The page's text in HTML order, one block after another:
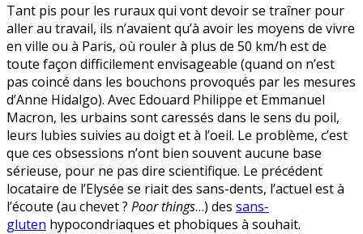
Tant pis pour les ruraux qui vont devoir se traîner pour
aller au travail, ils n’avaient qu’à avoir les moyens de vivre
en ville ou à Paris, où rouler à plus de 50 km/h est de
toute façon difficilement envisageable (quand on n’est
pas coincé dans les bouchons provoqués par les mesures
d’Anne Hidalgo). Avec Edouard Philippe et Emmanuel
Macron, les urbains sont caressés dans le sens du poil,
leurs lubies suivies au doigt et à l’oeil. Le problème, c’est
que ces obsessions n’ont bien souvent aucune base
sérieuse, pour ne pas dire scientifique. Le précédent
locataire de l’Elysée se riait des sans-dents, l’actuel est à
l’écoute (au chevet ? Poor things…) des sans-
gluten hypocondriaques et phobiques à souhait.